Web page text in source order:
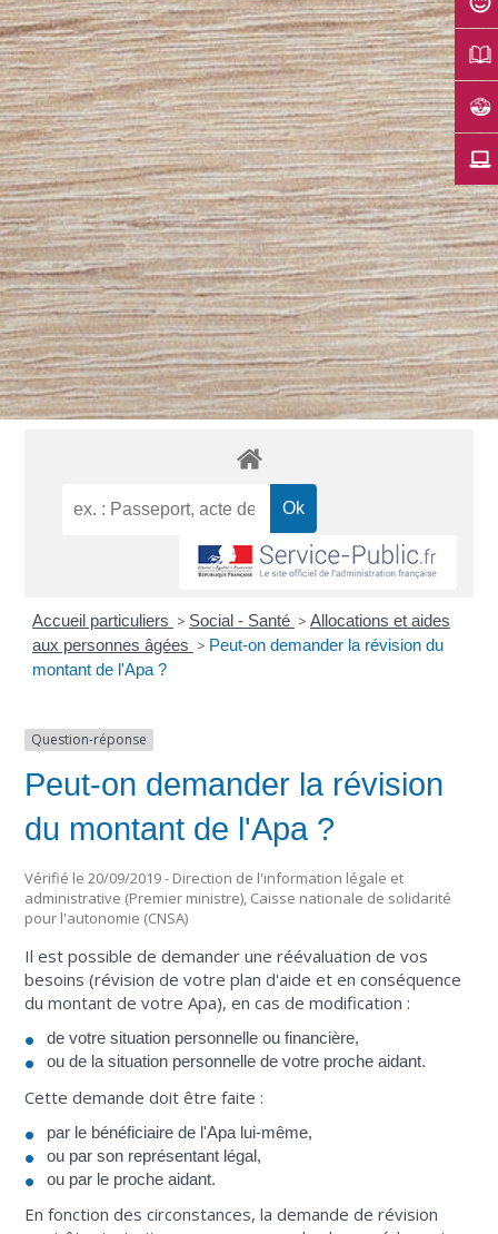
Accueil particuliers > Social - Santé > Allocations et aides
aux personnes âgées > Peut-on demander la révision du
montant de l'Apa ?
Question-réponse
Peut-on demander la révision
du montant de l'Apa ?
Vérifié le 20/09/2019 - Direction de l'information légale et
administrative (Premier ministre), Caisse nationale de solidarité
pour l'autonomie (CNSA)
Il est possible de demander une réévaluation de vos
besoins (révision de votre plan d'aide et en conséquence
du montant de votre Apa), en cas de modification :
de votre situation personnelle ou financière,
ou de la situation personnelle de votre proche aidant.
Cette demande doit être faite :
par le bénéficiaire de l'Apa lui-même,
ou par son représentant légal,
ou par le proche aidant.
En fonction des circonstances, la demande de révision